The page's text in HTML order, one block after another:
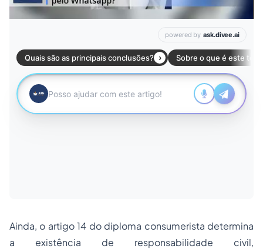
Ainda, o artigo 14 do diploma consumerista determina
a existência de responsabilidade civil,